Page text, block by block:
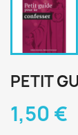
PETIT
1,50 €